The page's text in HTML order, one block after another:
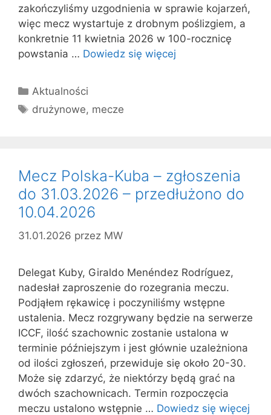
zakończyliśmy uzgodnienia w sprawie kojarzeń,
więc mecz wystartuje z drobnym poślizgiem, a
konkretnie 11 kwietnia 2026 w 100-rocznicę
powstania … Dowiedz się więcej
Kategorie
Aktualności
Tagi
drużynowe, mecze
Mecz Polska-Kuba – zgłoszenia
do 31.03.2026 – przedłużono do
10.04.2026
31.01.2026 przez MW
Delegat Kuby, Giraldo Menéndez Rodríguez,
nadesłał zaproszenie do rozegrania meczu.
Podjąłem rękawicę i poczyniliśmy wstępne
ustalenia. Mecz rozgrywany będzie na serwerze
ICCF, ilość szachownic zostanie ustalona w
terminie późniejszym i jest głównie uzależniona
od ilości zgłoszeń, przewiduje się około 20-30.
Może się zdarzyć, że niektórzy będą grać na
dwóch szachownicach. Termin rozpoczęcia
meczu ustalono wstępnie … Dowiedz się więcej